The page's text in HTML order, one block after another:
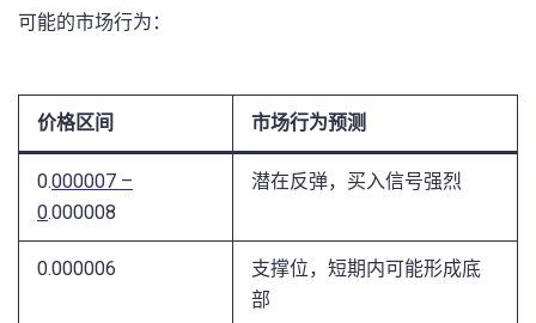
可能的市场行为：
价格区间 市场行为预测
0.000007 –
⁢0.000008
潜在反弹，买入信号强烈
0.000006
支撑位，短期内可能形成底
部